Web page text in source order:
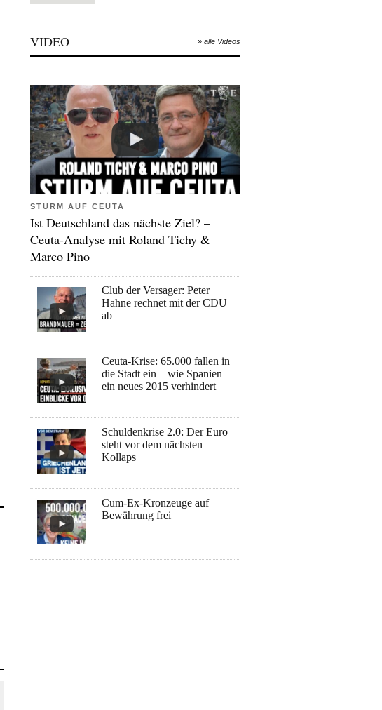
VIDEO » alle Videos
STURM AUF CEUTA
Ist Deutschland das nächste Ziel? –
Ceuta-Analyse mit Roland Tichy &
Marco Pino
Club der Versager: Peter
Hahne rechnet mit der CDU
ab
Ceuta-Krise: 65.000 fallen in
die Stadt ein – wie Spanien
ein neues 2015 verhindert
Schuldenkrise 2.0: Der Euro
steht vor dem nächsten
Kollaps
Cum-Ex-Kronzeuge auf
Bewährung frei